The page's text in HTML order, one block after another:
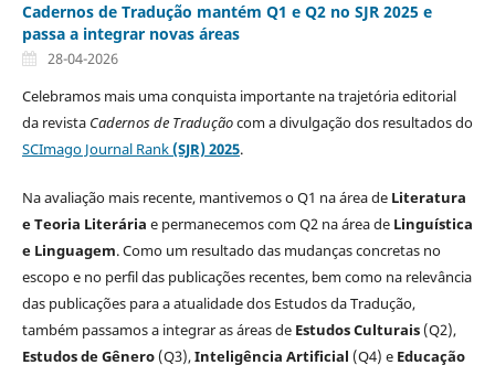
Cadernos de Tradução mantém Q1 e Q2 no SJR 2025 e
passa a integrar novas áreas
28-04-2026
Celebramos mais uma conquista importante na trajetória editorial
da revistaCadernos de Traduçãocom a divulgação dos resultados do
SCImago Journal Rank(SJR) 2025.
Na avaliação mais recente, mantivemos o Q1 na área de Literatura
e Teoria Literária e permanecemos com Q2 na área de Linguística
e Linguagem. Como um resultado das mudanças concretas no
escopo e no perfil das publicações recentes, bem como na relevância
das publicações para a atualidade dos Estudos da Tradução,
também passamos a integrar as áreas de Estudos Culturais(Q2),
Estudos de Gênero(Q3),Inteligência Artificial (Q4) e Educação